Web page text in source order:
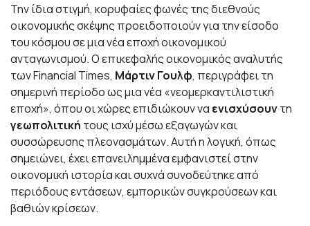
Την ίδια στιγμή, κορυφαίες φωνές της διεθνούς
οικονομικής σκέψης προειδοποιούν για την είσοδο
του κόσμου σε μια νέα εποχή οικονομικού
ανταγωνισμού. Ο επικεφαλής οικονομικός αναλυτής
των Financial Times, Μάρτιν Γουλφ, περιγράφει τη
σημερινή περίοδο ως μια νέα «νεομερκαντιλιστική
εποχή», όπου οι χώρες επιδιώκουν να ενισχύσουντη
γεωπολιτική τους ισχύ μέσω εξαγωγών και
συσσώρευσης πλεονασμάτων. Αυτή η λογική, όπως
σημειώνει, έχει επανειλημμένα εμφανιστεί στην
οικονομική ιστορία και συχνά συνοδεύτηκε από
περιόδους εντάσεων, εμπορικών συγκρούσεων και
βαθιών κρίσεων.